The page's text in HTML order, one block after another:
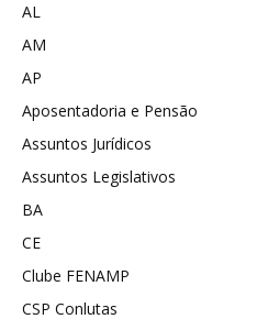
AL
AM
AP
Aposentadoria e Pensão
Assuntos Jurídicos
Assuntos Legislativos
BA
CE
Clube FENAMP
CSP Conlutas